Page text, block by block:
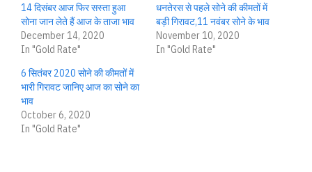
14 दिसंबर आज फिर सस्ता हुआ
सोना जान लेते हैं आज के ताजा भाव
December 14, 2020
In "Gold Rate"
धनतेरस से पहले सोने की कीमतों में
बड़ी गिरावट,11 नवंबर सोने के भाव
November 10, 2020
In "Gold Rate"
6 सितंबर 2020 सोने की कीमतों में
भारी गिरावट जानिए आज का सोने का
भाव
October 6, 2020
In "Gold Rate"